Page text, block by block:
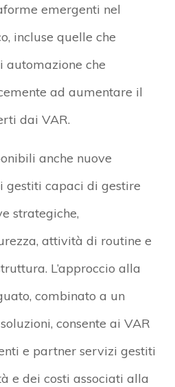
emergenti nel
incluse quelle che
automazione che
ad aumentare il
dai VAR.
anche nuove
capaci di gestire
strategiche,
attività di routine e
L’approccio alla
combinato a un
consente ai VAR
e partner servizi gestiti
e dei costi associati alla